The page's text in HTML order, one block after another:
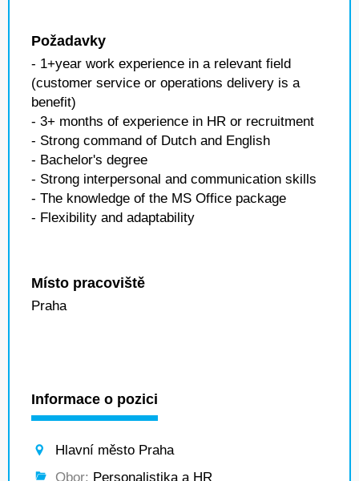
Požadavky
- 1+year work experience in a relevant field
(customer service or operations delivery is a
benefit)
- 3+ months of experience in HR or recruitment
- Strong command of Dutch and English
- Bachelor's degree
- Strong interpersonal and communication skills
- The knowledge of the MS Office package
- Flexibility and adaptability
Místo pracoviště
Praha
Informace o pozici
Hlavní město Praha
Obor: Personalistika a HR